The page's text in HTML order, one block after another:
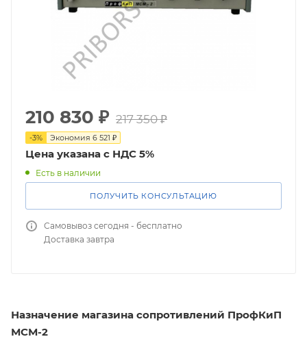
210 830 ₽ 217 350₽
-3% Экономия 6 521 ₽
Цена указана с НДС 5%
Есть в наличии
ПОЛУЧИТЬ КОНСУЛЬТАЦИЮ
Самовывоз сегодня - бесплатно
Доставка завтра
Назначение магазина сопротивлений ПрофКиП
МСМ-2